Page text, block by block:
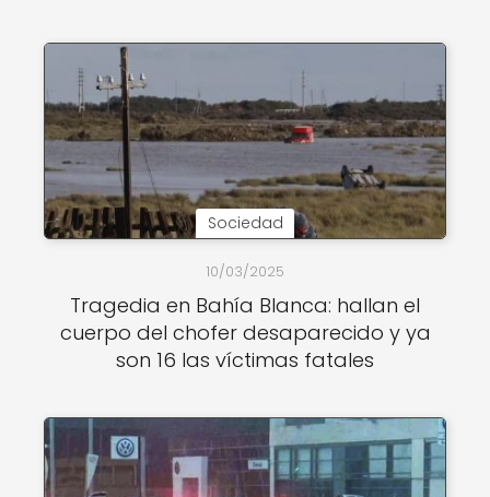
Sociedad
10/03/2025
Tragedia en Bahía Blanca: hallan el
cuerpo del chofer desaparecido y ya
son 16 las víctimas fatales